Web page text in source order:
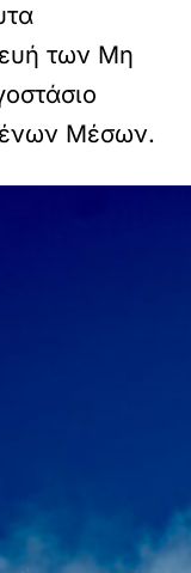
των Μη
Μέσων.